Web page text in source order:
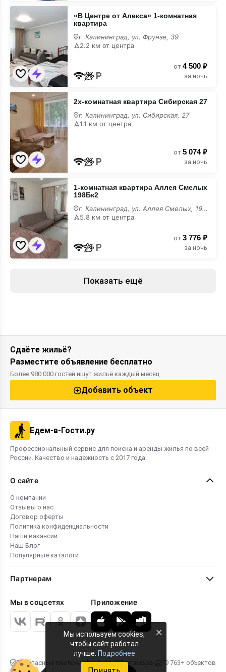
«В
Центре
от
Алекса»
комнатная
квартира
«В Центре от Алекса» 1-комнатная
квартира
г. Калининград, ул. Фрунзе, 39
2.2 км от центра
от 4 500 ₽
за ночь
2х-
комнатная
квартира
Сибирская
2х-комнатная квартира Сибирская 27
г. Калининград, ул. Сибирская, 27
1.1 км от центра
от 5 074 ₽
за ночь
1-
комнатная
квартира
Смелых
198Бк2
1-комнатная квартира Аллея Смелых
198Бк2
г. Калининград, ул. Аллея Смелых, 198Бк2
5.8 км от центра
от 3 776 ₽
за ночь
Показать ещё
Сдаёте жильё?
Разместите объявление бесплатно
Более 980 000 гостей ищут жильё каждый месяц
Добавить объект
Едем-в-Гости.ру
Профессиональный сервис для поиска и аренды жилья по всей
России. Качество и надежность с 2017 года.
О сайте
О компании
Отзывы о нас
Договор оферты
Политика конфиденциальности
Наши вакансии
Наш Блог
Популярные каталоги
Партнерам
Мы в соцсетях Приложение
Безопасные платежи 4.8 · 24 000 отзывов 79 763+ объектов
Мы используем cookies,
чтобы сайт работал
лучше. Подробнее
×